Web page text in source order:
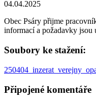
04.04.2025
Obec Psáry přijme
informací a požadavky jsou
Soubory ke stažení:
Připojené komentáře